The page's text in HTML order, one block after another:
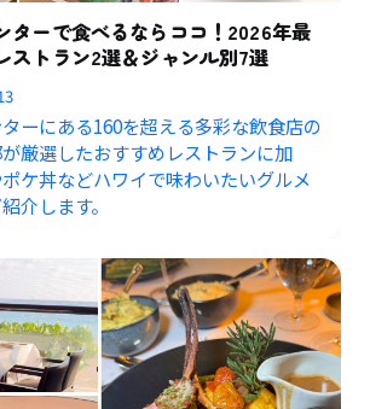
ターで食べるならココ！2026年最
ストラン2選＆ジャンル別7選
ーにある160を超える多彩な飲食店の
厳選したおすすめレストランに加
ケ丼などハワイで味わいたいグルメ
介します。